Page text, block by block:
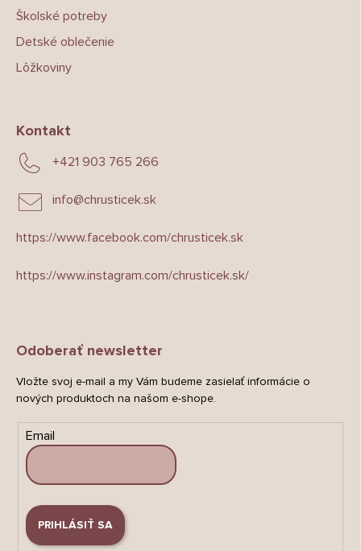
Školské potreby
Detské oblečenie
Lôžkoviny
Kontakt
info@chrusticek.sk
+421 903 765 266
https://www.facebook.com/chrusticek.sk
https://www.instagram.com/chrusticek.sk/
Odoberať newsletter
Vložte svoj e-mail a my Vám budeme zasielať informácie o
nových produktoch na našom e-shope.
Email
PRIHLÁSIŤ SA